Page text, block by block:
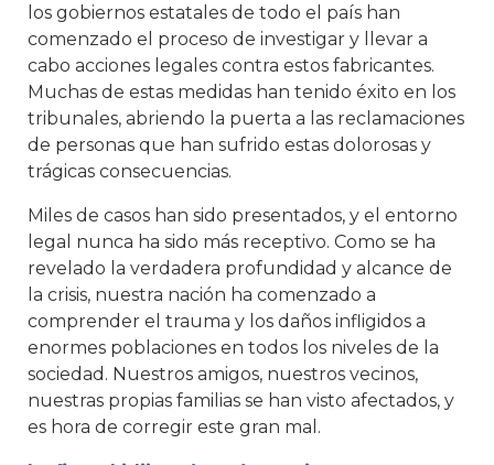
los gobiernos estatales de todo el país han
comenzado el proceso de investigar y llevar a
cabo acciones legales contra estos fabricantes.
Muchas de estas medidas han tenido éxito en los
tribunales, abriendo la puerta a las reclamaciones
de personas que han sufrido estas dolorosas y
trágicas consecuencias.
Miles de casos han sido presentados, y el entorno
legal nunca ha sido más receptivo. Como se ha
revelado la verdadera profundidad y alcance de
la crisis, nuestra nación ha comenzado a
comprender el trauma y los daños infligidos a
enormes poblaciones en todos los niveles de la
sociedad. Nuestros amigos, nuestros vecinos,
nuestras propias familias se han visto afectados, y
es hora de corregir este gran mal.